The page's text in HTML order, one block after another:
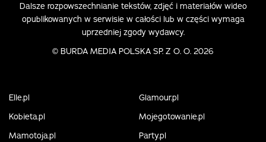
Dalsze rozpowszechnianie tekstów, zdjęć i materiałów wideo
opublikowanych w serwisie w całości lub w części wymaga
uprzedniej zgody wydawcy.
© BURDA MEDIA POLSKA SP. Z O. O. 2026
Elle.pl
Glamour.pl
Kobieta.pl
Mojegotowanie.pl
Mamotoja.pl
Party.pl